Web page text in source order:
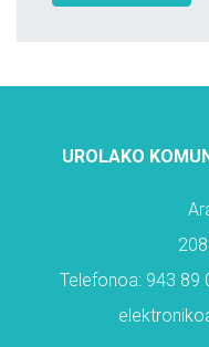
UROLAKO
Telefonoa: 943 89